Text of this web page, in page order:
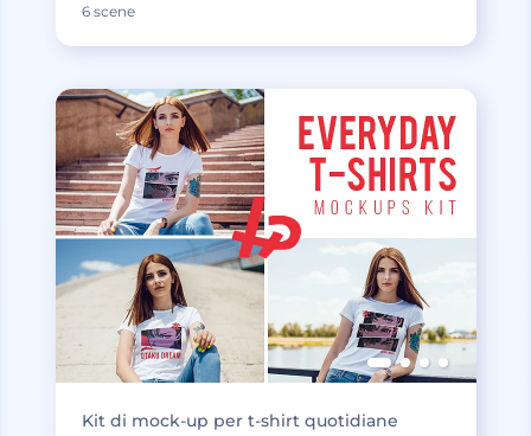
6 scene
Kit di mock-up per t-shirt quotidiane